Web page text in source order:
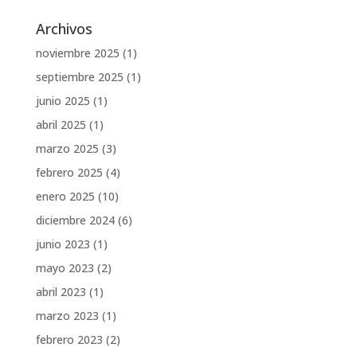
Archivos
noviembre 2025 (1)
septiembre 2025 (1)
junio 2025 (1)
abril 2025 (1)
marzo 2025 (3)
febrero 2025 (4)
enero 2025 (10)
diciembre 2024(6)
junio 2023 (1)
mayo 2023 (2)
abril 2023 (1)
marzo 2023 (1)
febrero 2023 (2)